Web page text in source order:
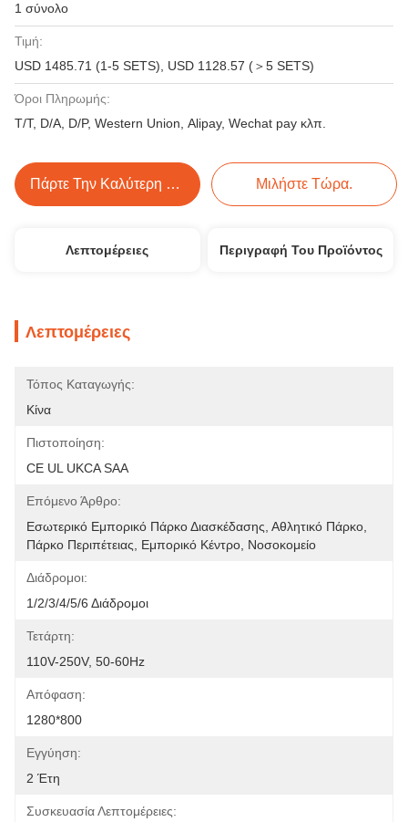
1 σύνολο
Τιμή:
USD 1485.71 (1-5 SETS), USD 1128.57 (＞5 SETS)
Όροι Πληρωμής:
T/T, D/A, D/P, Western Union, Alipay, Wechat pay κλπ.
Πάρτε Την Καλύτερη Τιμή Μιλήστε Τώρα.
Λεπτομέρειες Περιγραφή Του Προϊόντος
Λεπτομέρειες
Τόπος Καταγωγής:
Κίνα
Πιστοποίηση:
CE UL UKCA SAA
Επόμενο Άρθρο:
Εσωτερικό Εμπορικό Πάρκο Διασκέδασης, Αθλητικό Πάρκο,
Πάρκο Περιπέτειας, Εμπορικό Κέντρο, Νοσοκομείο
Διάδρομοι:
1/2/3/4/5/6 Διάδρομοι
Τετάρτη:
110V-250V, 50-60Hz
Απόφαση:
1280*800
Εγγύηση:
2 Έτη
Συσκευασία Λεπτομέρειες: